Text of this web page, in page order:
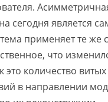
сегодня является
применяет те
что
это количество
в направлении